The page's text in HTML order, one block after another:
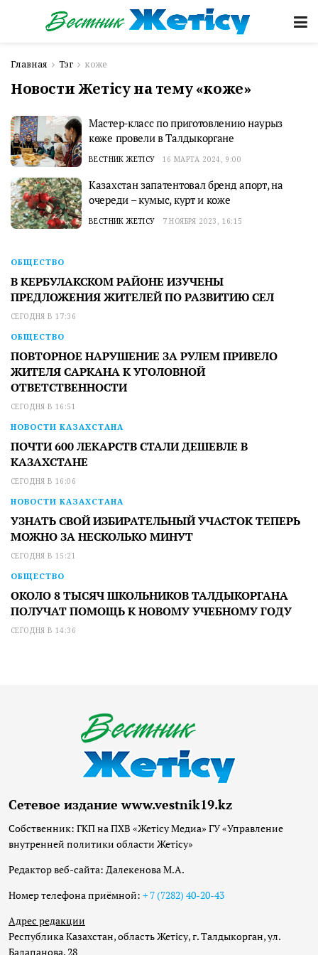
Главная Тэг коже
Новости Жетісу на тему «коже»
Мастер-класс по приготовлению наурыз
көже провели в Талдыкоргане
ВЕСТНИК ЖЕТІСУ 16 МАРТА 2024, 9:00
Казахстан запатентовал бренд апорт, на
очереди – кумыс, курт и коже
ВЕСТНИК ЖЕТІСУ 7 НОЯБРЯ 2023, 16:15
ОБЩЕСТВО
В КЕРБУЛАКСКОМ РАЙОНЕ ИЗУЧЕНЫ
ПРЕДЛОЖЕНИЯ ЖИТЕЛЕЙ ПО РАЗВИТИЮ СЕЛ
СЕГОДНЯ В 17:36
ОБЩЕСТВО
ПОВТОРНОЕ НАРУШЕНИЕ ЗА РУЛЕМ ПРИВЕЛО
ЖИТЕЛЯ САРКАНА К УГОЛОВНОЙ
ОТВЕТСТВЕННОСТИ
СЕГОДНЯ В 16:51
НОВОСТИ КАЗАХСТАНА
ПОЧТИ 600 ЛЕКАРСТВ СТАЛИ ДЕШЕВЛЕ В
КАЗАХСТАНЕ
СЕГОДНЯ В 16:06
НОВОСТИ КАЗАХСТАНА
УЗНАТЬ СВОЙ ИЗБИРАТЕЛЬНЫЙ УЧАСТОК ТЕПЕРЬ
МОЖНО ЗА НЕСКОЛЬКО МИНУТ
СЕГОДНЯ В 15:21
ОБЩЕСТВО
ОКОЛО 8 ТЫСЯЧ ШКОЛЬНИКОВ ТАЛДЫКОРГАНА
ПОЛУЧАТ ПОМОЩЬ К НОВОМУ УЧЕБНОМУ ГОДУ
СЕГОДНЯ В 14:36
Сетевое издание www.vestnik19.kz
Собственник: ГКП на ПХВ «Жетісу Медиа» ГУ «Управление
внутренней политики области Жетісу»
Редактор веб-сайта: Далекенова М.А.
Номер телефона приёмной: + 7 (7282) 40-20-43
Адрес редакции
Республика Казахстан, область Жетісу, г. Талдыкорган, ул.
Балапанова, 28